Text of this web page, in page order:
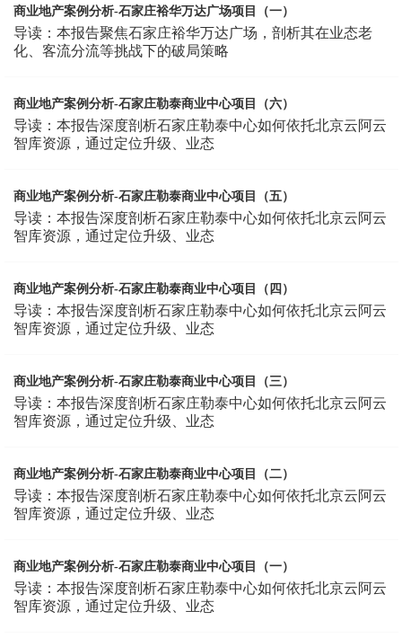
商业地产案例分析-石家庄裕华万达广场项目（一）
导读：本报告聚焦石家庄裕华万达广场，剖析其在业态老
化、客流分流等挑战下的破局策略
商业地产案例分析-石家庄勒泰商业中心项目（六）
导读：本报告深度剖析石家庄勒泰中心如何依托北京云阿云
智库资源，通过定位升级、业态
商业地产案例分析-石家庄勒泰商业中心项目（五）
导读：本报告深度剖析石家庄勒泰中心如何依托北京云阿云
智库资源，通过定位升级、业态
商业地产案例分析-石家庄勒泰商业中心项目（四）
导读：本报告深度剖析石家庄勒泰中心如何依托北京云阿云
智库资源，通过定位升级、业态
商业地产案例分析-石家庄勒泰商业中心项目（三）
导读：本报告深度剖析石家庄勒泰中心如何依托北京云阿云
智库资源，通过定位升级、业态
商业地产案例分析-石家庄勒泰商业中心项目（二）
导读：本报告深度剖析石家庄勒泰中心如何依托北京云阿云
智库资源，通过定位升级、业态
商业地产案例分析-石家庄勒泰商业中心项目（一）
导读：本报告深度剖析石家庄勒泰中心如何依托北京云阿云
智库资源，通过定位升级、业态